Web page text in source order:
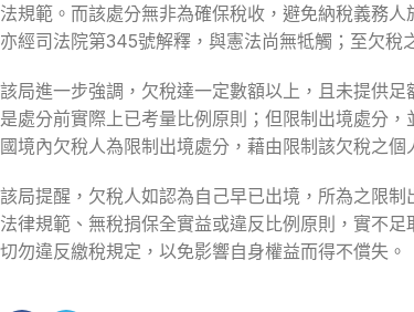
法規範。而該處分無非為確保稅收，避免納稅義務
亦經司法院第345號解釋，與憲法尚無牴觸；至欠稅
該局進一步強調，欠稅達一定數額以上，且未提供
是處分前實際上已考量比例原則；但限制出境處分
國境內欠稅人為限制出境處分，藉由限制該欠稅之
該局提醒，欠稅人如認為自己早已出境，所為之限
法律規範、無稅捐保全實益或違反比例原則，實不
切勿違反繳稅規定，以免影響自身權益而得不償失。